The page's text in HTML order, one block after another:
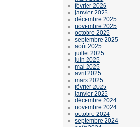
février 2026
janvier 2026
décembre 2025
novembre 2025
octobre 2025
septembre 2025
août 2025
juillet 2025
juin 2025
mai 2025
avril 2025
mars 2025
février 2025
janvier 2025
décembre 2024
novembre 2024
octobre 2024
septembre 2024